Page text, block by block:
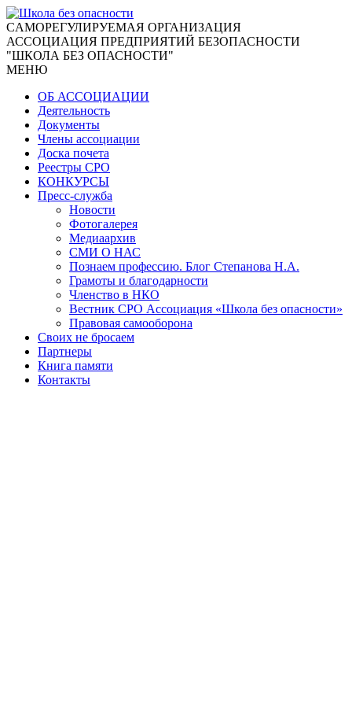
CАМОРЕГУЛИРУЕМАЯ ОРГАНИЗАЦИЯ
АССОЦИАЦИЯ ПРЕДПРИЯТИЙ БЕЗОПАСНОСТИ
"ШКОЛА БЕЗ ОПАСНОСТИ"
МЕНЮ
ОБ АССОЦИАЦИИ
Деятельность
Документы
Члены ассоциации
Доска почета
Реестры СРО
КОНКУРСЫ
Пресс-служба
Новости
Фотогалерея
Медиаархив
СМИ О НАС
Познаем профессию. Блог Степанова Н.А.
Грамоты и благодарности
Членство в НКО
Вестник СРО Ассоциация «Школа без опасности»
Правовая самооборона
Своих не бросаем
Партнеры
Книга памяти
Контакты